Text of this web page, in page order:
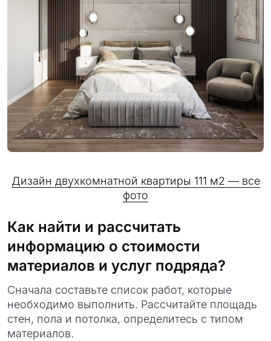
Дизайн двухкомнатной квартиры 111 м2 — все
фото
Как найти и рассчитать
информацию о стоимости
материалов и услуг подряда?
Сначала составьте список работ, которые
необходимо выполнить. Рассчитайте площадь
стен, пола и потолка, определитесь с типом
материалов.